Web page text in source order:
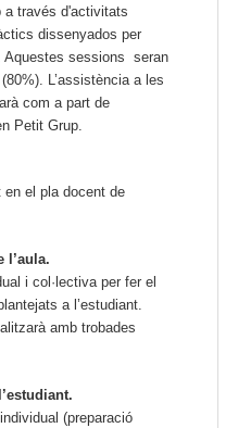
a través d'activitats
dissenyados per
Aquestes sessions seran
L’assistència a les
com a part de
Petit Grup.
en el pla docent de
l’aula.
i col·lectiva per fer el
a l’estudiant.
amb trobades
(preparació